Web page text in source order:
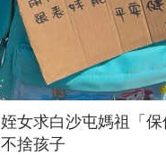
女求白沙屯媽祖「
捨孩子